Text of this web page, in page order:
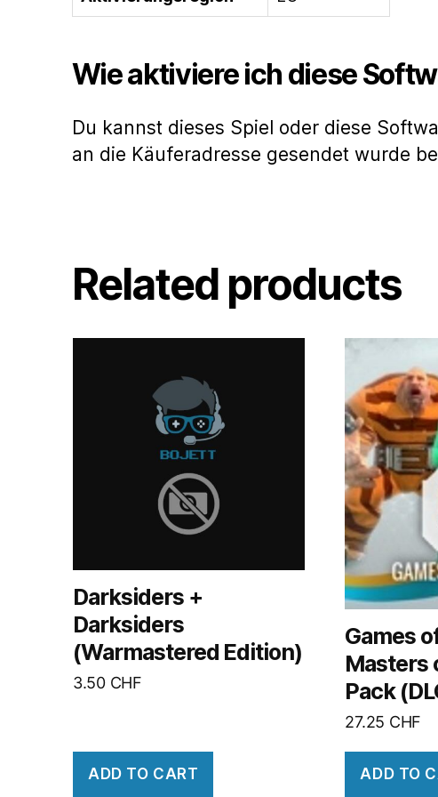
Wie aktiviere ich diese
Du kannst dieses Spiel oder diese
an die Käuferadresse gesendet wurde
Related products
Darksiders +
Darksiders
(Warmastered Edition)
3.50 CHF
ADD TO CART
Games
Masters
Pack
27.25 CHF
ADD TO